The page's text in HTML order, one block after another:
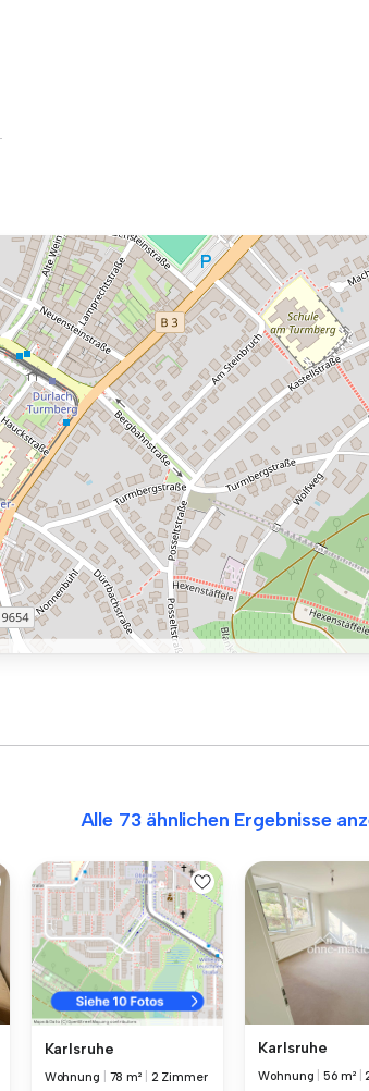
Alle 73 ähnlichen Ergebnisse
Karlsruhe
Wohnung 78 m² 2 Zimmer
Karlsruhe
Wohnung |56 m² |